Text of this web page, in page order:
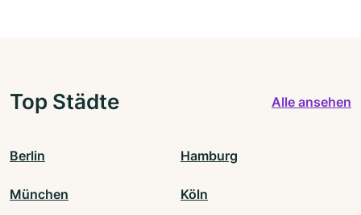
Top Städte Alle ansehen
Berlin Hamburg
München Köln